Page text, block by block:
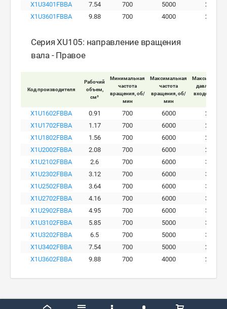
X1U3401FBBA
7.54 700 5000
260
X1U3601FBBA
9.88 700 4000 230
Серия XU105: направление вращения
вала - Правое
Код производителя
Рабочий
объем,
см³
Минимальная
частота
вращения, об/
мин
Максимальная
частота
вращения, об/
мин
давление на
входе
X1U1602FBBA 0.91 700 6000
280
X1U1702FBBA
1.17 700 6000
290
X1U1802FBBA
1.56 700 6000
290
X1U2002FBBA
2.08 700 6000
290
X1U2102FBBA
2.6 700 6000
300
X1U2302FBBA
3.12 700 6000
300
X1U2502FBBA
3.64 700 6000
300
X1U2702FBBA
4.16 700 6000
300
X1U2902FBBA
4.95 700 6000
300
X1U3102FBBA
5.85 700 5000
300
X1U3202FBBA
6.5 700 5000
300
X1U3402FBBA
7.54 700 5000
260
X1U3602FBBA
9.88 700 4000 230